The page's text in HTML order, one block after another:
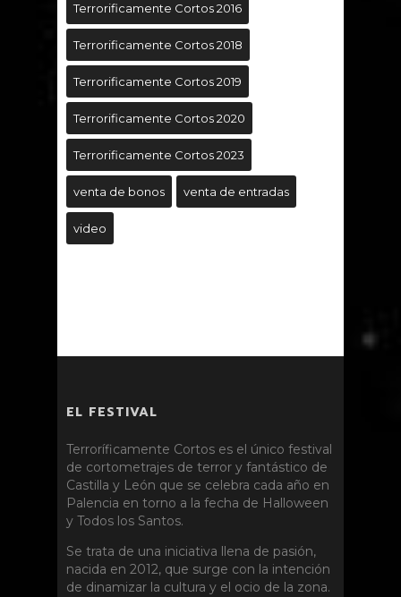
Terrorificamente Cortos 2016
Terrorificamente Cortos 2018
Terrorificamente Cortos 2019
Terrorificamente Cortos 2020
Terrorificamente Cortos 2023
venta de bonos venta de entradas
video
EL FESTIVAL
Terroríficamente Cortos es el único festival
de cortometrajes de terror y fantástico de
Castilla y León que se celebra cada año en
Palencia en torno a la fecha de Halloween
y Todos los Santos.
Se trata de una iniciativa llena de pasión,
nacida en 2012, que surge con la intención
de dinamizar la cultura y el ocio de la zona.